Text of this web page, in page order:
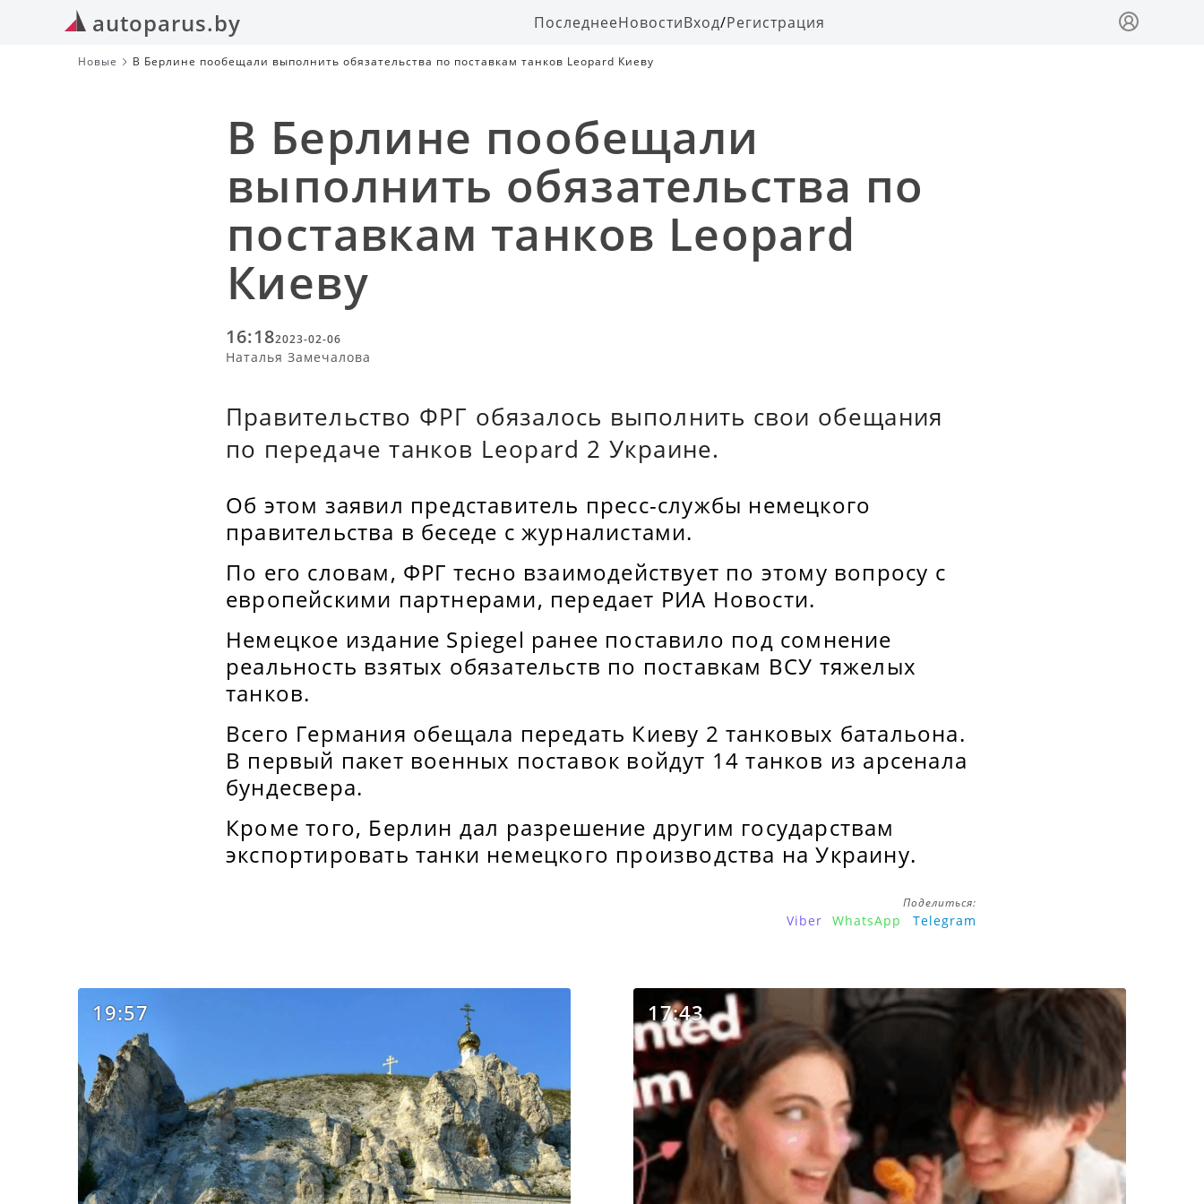
autoparus.by ПоследнееНовостиВход/Регистрация
Новые В Берлине пообещали выполнить обязательства по поставкам танков Leopard Киеву
В Берлине пообещали
выполнить обязательства по
поставкам танков Leopard
Киеву
16:182023-02-06
Наталья Замечалова
Правительство ФРГ обязалось выполнить свои обещания
по передаче танков Leopard 2 Украине.
Об этом заявил представитель пресс-службы немецкого
правительства в беседе с журналистами.
По его словам, ФРГ тесно взаимодействует по этому вопросу с
европейскими партнерами, передает РИА Новости.
Немецкое издание Spiegel ранее поставило под сомнение
реальность взятых обязательств по поставкам ВСУ тяжелых
танков.
Всего Германия обещала передать Киеву 2 танковых батальона.
В первый пакет военных поставок войдут 14 танков из арсенала
бундесвера.
Кроме того, Берлин дал разрешение другим государствам
экспортировать танки немецкого производства на Украину.
Поделиться:
Viber WhatsApp Telegram
19:57 17:43